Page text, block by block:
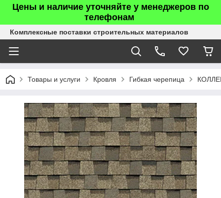
Цены и наличие уточняйте у менеджеров по
телефонам
Комплексные поставки строительных материалов
Товары и услуги Кровля Гибкая черепица